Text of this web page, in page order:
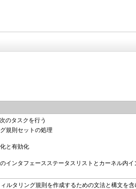
のタスクを行う
規則セットの処理
と有効化
インタフェースステータスリストとカーネル内
ルタリング規則を作成するための文法と構文を含